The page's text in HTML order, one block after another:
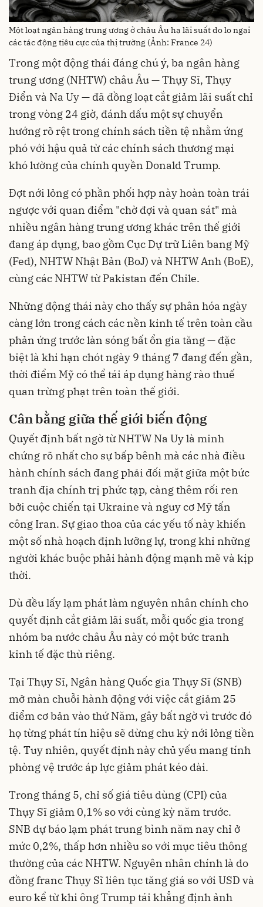
Một loạt ngân hàng trung ương ở châu Âu hạ lãi suất do lo ngại
các tác động tiêu cực của thị trường (Ảnh: France 24)
Trong một động thái đáng chú ý, ba ngân hàng
trung ương (NHTW) châu Âu — Thụy Sĩ, Thụy
Điển và Na Uy — đã đồng loạt cắt giảm lãi suất chỉ
trong vòng 24 giờ, đánh dấu một sự chuyển
hướng rõ rệt trong chính sách tiền tệ nhằm ứng
phó với hậu quả từ các chính sách thương mại
khó lường của chính quyền Donald Trump.
Đợt nới lỏng có phần phối hợp này hoàn toàn trái
ngược với quan điểm "chờ đợi và quan sát" mà
nhiều ngân hàng trung ương khác trên thế giới
đang áp dụng, bao gồm Cục Dự trữ Liên bang Mỹ
(Fed), NHTW Nhật Bản (BoJ) và NHTW Anh (BoE),
cùng các NHTW từ Pakistan đến Chile.
Những động thái này cho thấy sự phân hóa ngày
càng lớn trong cách các nền kinh tế trên toàn cầu
phản ứng trước làn sóng bất ổn gia tăng — đặc
biệt là khi hạn chót ngày 9 tháng 7 đang đến gần,
thời điểm Mỹ có thể tái áp dụng hàng rào thuế
quan trừng phạt trên toàn thế giới.
Cân bằng giữa thế giới biến động
Quyết định bất ngờ từ NHTW Na Uy là minh
chứng rõ nhất cho sự bấp bênh mà các nhà điều
hành chính sách đang phải đối mặt giữa một bức
tranh địa chính trị phức tạp, càng thêm rối ren
bởi cuộc chiến tại Ukraine và nguy cơ Mỹ tấn
công Iran. Sự giao thoa của các yếu tố này khiến
một số nhà hoạch định lưỡng lự, trong khi những
người khác buộc phải hành động mạnh mẽ và kịp
thời.
Dù đều lấy lạm phát làm nguyên nhân chính cho
quyết định cắt giảm lãi suất, mỗi quốc gia trong
nhóm ba nước châu Âu này có một bức tranh
kinh tế đặc thù riêng.
Tại Thụy Sĩ, Ngân hàng Quốc gia Thụy Sĩ (SNB)
mở màn chuỗi hành động với việc cắt giảm 25
điểm cơ bản vào thứ Năm, gây bất ngờ vì trước đó
họ từng phát tín hiệu sẽ dừng chu kỳ nới lỏng tiền
tệ. Tuy nhiên, quyết định này chủ yếu mang tính
phòng vệ trước áp lực giảm phát kéo dài.
Trong tháng 5, chỉ số giá tiêu dùng (CPI) của
Thụy Sĩ giảm 0,1% so với cùng kỳ năm trước.
SNB dự báo lạm phát trung bình năm nay chỉ ở
mức 0,2%, thấp hơn nhiều so với mục tiêu thông
thường của các NHTW. Nguyên nhân chính là do
đồng franc Thụy Sĩ liên tục tăng giá so với USD và
euro kể từ khi ông Trump tái khẳng định ảnh